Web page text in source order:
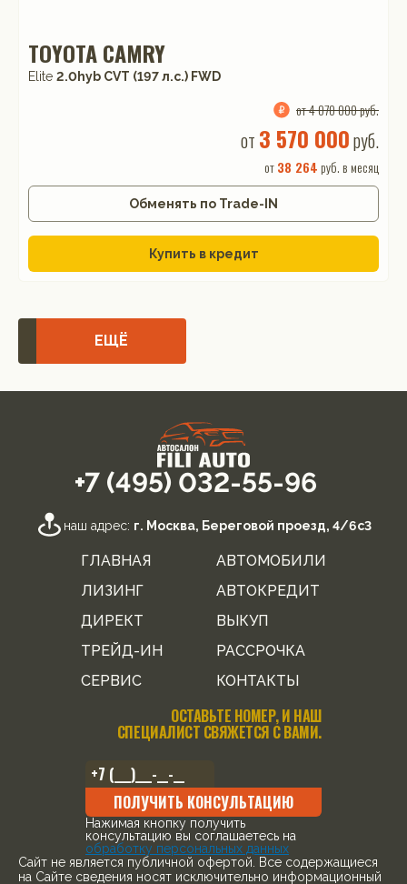
TOYOTA CAMRY
Elite 2.0hyb CVT (197 л.с.) FWD
от 4 070 000 руб.
от 3 570 000руб.
от38 264 руб. в месяц
Обменять по Trade-IN
Купить в кредит
ЕЩЁ
+7 (495) 032-55-96
наш адрес: г. Москва, Береговой проезд, 4/6с3
ГЛАВНАЯ
АВТОМОБИЛИ
ЛИЗИНГ
АВТОКРЕДИТ
ДИРЕКТ
ВЫКУП
ТРЕЙД-ИН
РАССРОЧКА
СЕРВИС
КОНТАКТЫ
ОСТАВЬТЕ НОМЕР, И НАШ
СПЕЦИАЛИСТ СВЯЖЕТСЯ С ВАМИ.
ПОЛУЧИТЬ КОНСУЛЬТАЦИЮ
Нажимая кнопку получить
консультацию вы соглашаетесь на
обработку персональных данных
Cайт не является публичной офертой. Все содержащиеся
на Сайте сведения носят исключительно информационный